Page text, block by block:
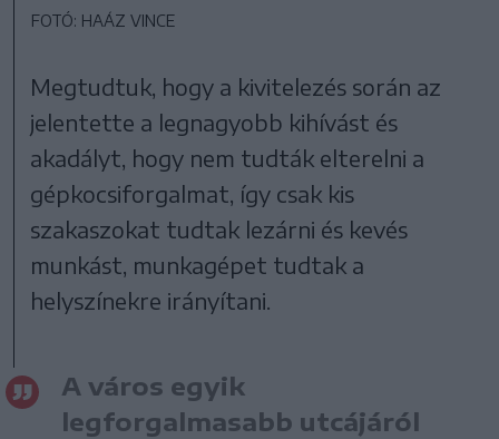
FOTÓ: HAÁZ VINCE
Megtudtuk, hogy a kivitelezés során az
jelentette a legnagyobb kihívást és
akadályt, hogy nem tudták elterelni a
gépkocsiforgalmat, így csak kis
szakaszokat tudtak lezárni és kevés
munkást, munkagépet tudtak a
helyszínekre irányítani.
A város egyik
legforgalmasabb utcájáról